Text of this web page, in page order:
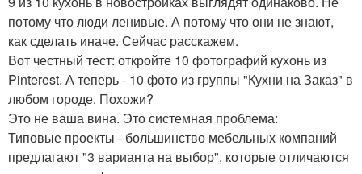
потому что люди ленивые. А потому что они не знают,
как сделать иначе. Сейчас расскажем.
Вот честный тест: откройте 10 фотографий кухонь из
Pinterest. А теперь - 10 фото из группы "Кухни на Заказ" в
любом городе. Похожи?
Это не ваша вина. Это системная проблема:
Типовые проекты - большинство мебельных компаний
предлагают "3 варианта на выбор", которые отличаются